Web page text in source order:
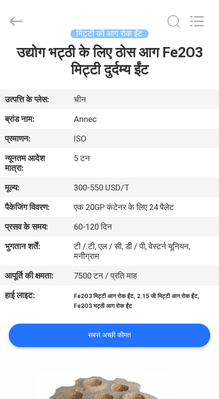
हमारे
बारे
कारखाने
का
गुणवत्ता
हमसे
करें
Industrial
Reserved.
मिट्टी की आग रोक ईंट
उद्योग भट्ठी के लिए ठोस आग Fe2O3
मिट्टी दुर्दम्य ईंट
उत्पत्ति के प्लेस:
चीन
ब्रांड नाम:
Annec
प्रमाणन:
ISO
न्यूनतम आदेश
मात्रा:
5 टन
मूल्य:
300-550 USD/T
पैकेजिंग विवरण:
एक 20GP कंटेनर के लिए 24 पैलेट
प्रसव के समय:
60-120 दिन
भुगतान शर्तें:
टी / टी, एल / सी, डी / पी, वेस्टर्न यूनियन,
मनीग्राम
आपूर्ति की क्षमता:
7500 टन / प्रति माह
हाई लाइट:
Fe2O3 मिट्टी आग रोक ईंट, 2.15 जी मिट्टी आग रोक ईंट,
Fe2O3 भट्ठी आग रोक ईंट
सबसे अच्छी कीमत